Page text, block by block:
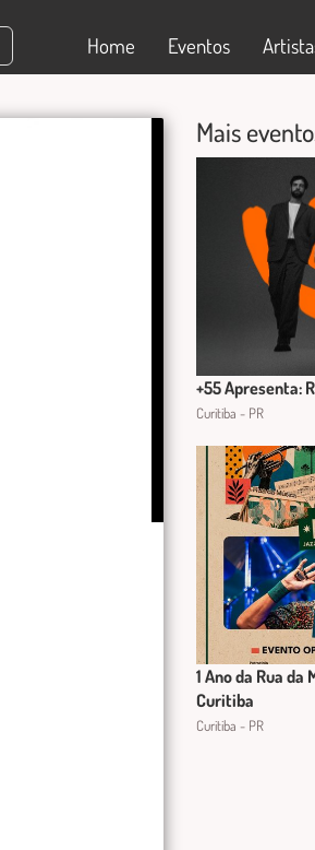
Home Eventos
Mais
+55 Apresenta:
Curitiba - PR
1 Ano da Rua
Curitiba
Curitiba - PR